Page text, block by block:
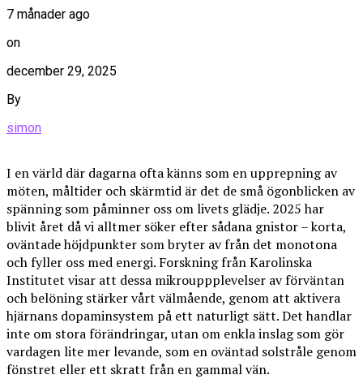
7 månader ago
on
december 29, 2025
By
simon
I en värld där dagarna ofta känns som en upprepning av
möten, måltider och skärmtid är det de små ögonblicken av
spänning som påminner oss om livets glädje. 2025 har
blivit året då vi alltmer söker efter sådana gnistor – korta,
oväntade höjdpunkter som bryter av från det monotona
och fyller oss med energi. Forskning från Karolinska
Institutet visar att dessa mikrouppplevelser av förväntan
och belöning stärker vårt välmående, genom att aktivera
hjärnans dopaminsystem på ett naturligt sätt. Det handlar
inte om stora förändringar, utan om enkla inslag som gör
vardagen lite mer levande, som en oväntad solstråle genom
fönstret eller ett skratt från en gammal vän.